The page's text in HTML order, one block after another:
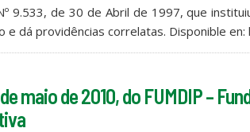
9.533, de 30 de Abril de 1997, que
e dá providências correlatas. Disponible
maio de 2010, do FUMDIP –